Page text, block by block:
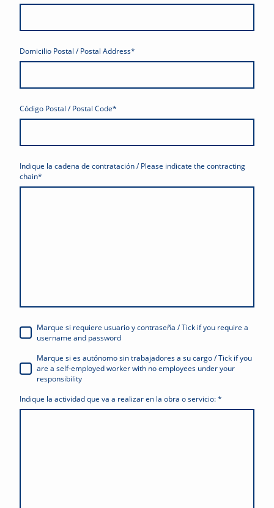
Domicilio Postal / Postal Address*
Código Postal / Postal Code*
Indique la cadena de contratación / Please indicate the contracting
chain*
Marque si requiere usuario y contraseña / Tick if you require a
username and password
Marque si es autónomo sin trabajadores a su cargo / Tick if you
are a self-employed worker with no employees under your
responsibility
Indique la actividad que va a realizar en la obra o servicio:*